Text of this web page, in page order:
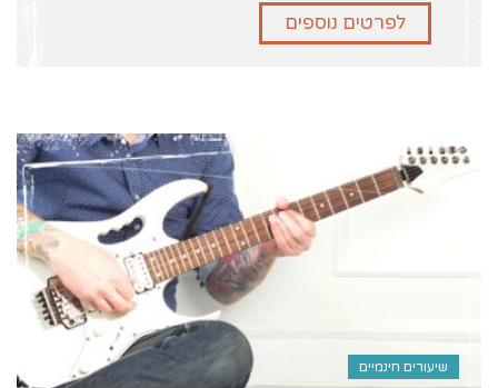
לפרטים נוספים
שיעורים חינמיים